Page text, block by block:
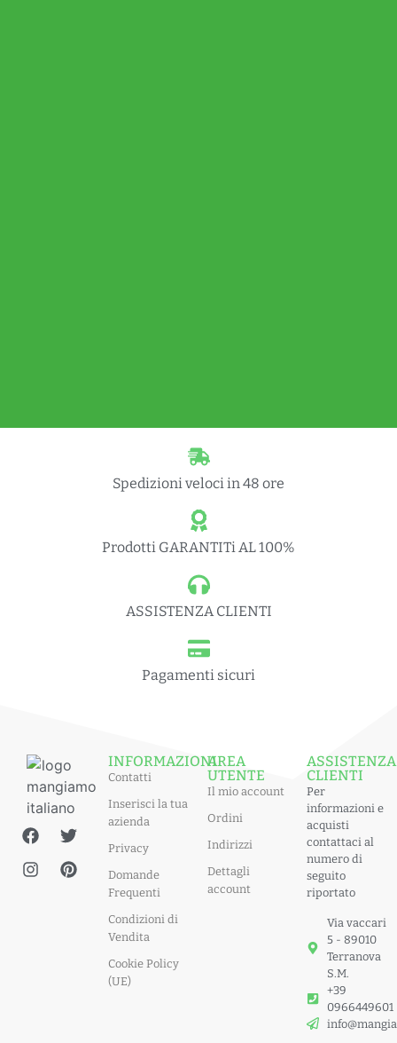
Spedizioni veloci in 48 ore
Prodotti GARANTITi AL 100%
ASSISTENZA CLIENTI
Pagamenti sicuri
INFORMAZIONI
Contatti
Inserisci la tua
azienda
Privacy
Domande
Frequenti
Condizioni di
Vendita
Cookie Policy
(UE)
AREA
UTENTE
Il mio account
Ordini
Indirizzi
Dettagli
account
ASSISTENZA
CLIENTI
Per
informazioni e
acquisti
contattaci al
numero di
seguito
riportato
Via vaccari
5 - 89010
Terranova
S.M.
+39
0966449601